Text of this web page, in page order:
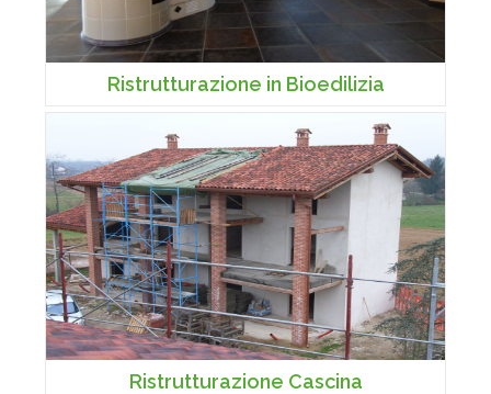
Ristrutturazione in Bioedilizia
Ristrutturazione Cascina